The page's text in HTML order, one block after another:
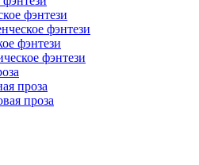
фэнтези
фэнтези
фэнтези
фэнтези
проза
проза